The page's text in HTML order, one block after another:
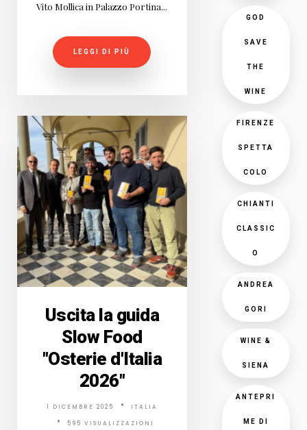
Vito Mollica in Palazzo Portina...
LEGGI DI PIÙ
Uscita la guida
Slow Food
"Osterie d'Italia
2026"
1 DICEMBRE 2025 ITALIA
595 VISUALIZZAZIONI
GOD
SAVE
THE
WINE
FIRENZE
SPETTA
COLO
CHIANTI
CLASSIC
O
ANDREA
GORI
WINE &
SIENA
ANTEPRI
ME DI